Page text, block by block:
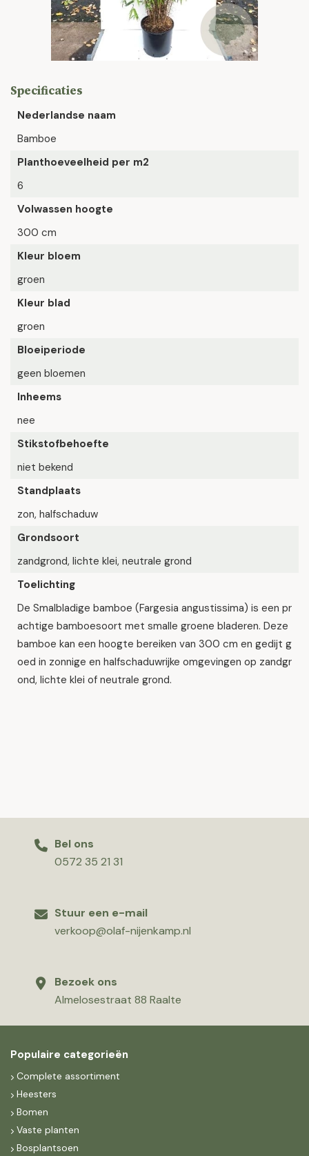
Specificaties
Nederlandse naam
Bamboe
Planthoeveelheid per m2
6
Volwassen hoogte
300 cm
Kleur bloem
groen
Kleur blad
groen
Bloeiperiode
geen bloemen
Inheems
nee
Stikstofbehoefte
niet bekend
Standplaats
zon, halfschaduw
Grondsoort
zandgrond, lichte klei, neutrale grond
Toelichting
De Smalbladige bamboe (Fargesia angustissima) is een pr
achtige bamboesoort met smalle groene bladeren. Deze
bamboe kan een hoogte bereiken van 300 cm en gedijt g
oed in zonnige en halfschaduwrijke omgevingen op zandgr
ond, lichte klei of neutrale grond.
Bel ons
0572 35 21 31
Stuur een e-mail
verkoop@olaf-nijenkamp.nl
Bezoek ons
Almelosestraat 88 Raalte
Populaire categorieën
Complete assortiment
Heesters
Bomen
Vaste planten
Bosplantsoen